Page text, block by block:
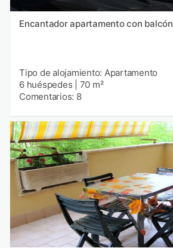
Encantador apartamento con balcón
Tipo de alojamiento: Apartamento
6 huéspedes
70 m²
Comentarios: 8